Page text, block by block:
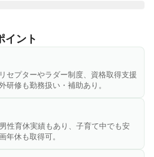
に」の理念のもと、生まれ育った
られるよう、保健・医療・介護の
ービスを提供しています。久留米
中核病院として、急性期・慢性
まで幅広く対応し、24時間体制
キャリアアップまで一人ひとりに
ており、看護師としてだけでな
きる環境が広がっています♪
イント
セプターやラダー制度、資格取得支援
研修も勤務扱い・補助あり。
性育休実績もあり、子育て中でも安
年休も取得可。